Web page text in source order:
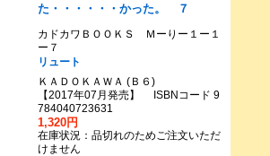
た・・・・・・かった。 ７
カドカワＢＯＯＫＳ Ｍーりー１ー１
ー７
リュート
ＫＡＤＯＫＡＷＡ (Ｂ６)
【2017年07月発売】 ISBNコード 9
784040723631
1,320円
在庫状況：品切れのためご注文いただ
けません